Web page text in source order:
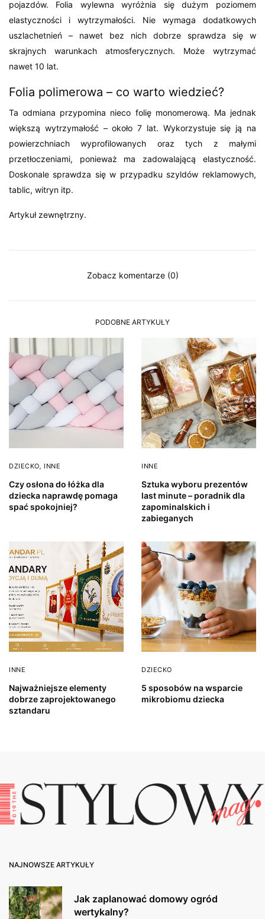
pojazdów. Folia wylewna wyróżnia się dużym poziomem
elastyczności i wytrzymałości. Nie wymaga dodatkowych
uszlachetnień – nawet bez nich dobrze sprawdza się w
skrajnych warunkach atmosferycznych. Może wytrzymać
nawet 10 lat.
Folia polimerowa – co warto wiedzieć?
Ta odmiana przypomina nieco folię monomerową. Ma jednak
większą wytrzymałość – około 7 lat. Wykorzystuje się ją na
powierzchniach wyprofilowanych oraz tych z małymi
przetłoczeniami, ponieważ ma zadowalającą elastyczność.
Doskonale sprawdza się w przypadku szyldów reklamowych,
tablic, witryn itp.
Artykuł zewnętrzny.
Zobacz komentarze (0)
PODOBNE ARTYKUŁY
DZIECKO, INNE
Czy osłona do łóżka dla
dziecka naprawdę pomaga
spać spokojniej?
INNE
Sztuka wyboru prezentów
last minute – poradnik dla
zapominalskich i
zabieganych
INNE
Najważniejsze elementy
dobrze zaprojektowanego
sztandaru
DZIECKO
5 sposobów na wsparcie
mikrobiomu dziecka
NAJNOWSZE ARTYKUŁY
Jak zaplanować domowy ogród
wertykalny?